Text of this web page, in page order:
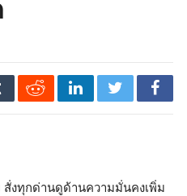
สั่งทุกด่านดูด้านความมั่นคงเพิ่ม